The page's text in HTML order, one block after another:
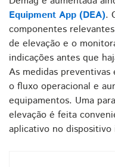
Equipment App (DEA).
componentes
de elevação e o
indicações antes que
As medidas
o fluxo operacional e
equipamentos. Uma
elevação é feita
aplicativo no